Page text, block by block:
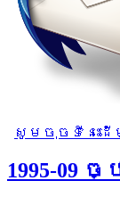
សូមចុចទីនេះដ
1995-09